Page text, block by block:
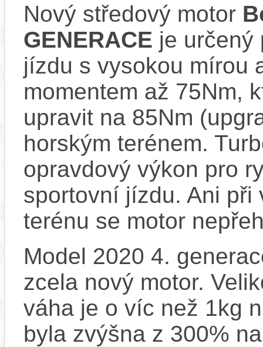
Nový středový motor
GENERACE je určený
jízdu s vysokou mírou
momentem až 75Nm,
upravit na 85Nm
horským terénem.
opravdový výkon pro
sportovní jízdu. Ani
terénu se motor
Model 2020 4.
zcela nový motor.
váha je o víc než 1kg
byla zvýšna z 300%